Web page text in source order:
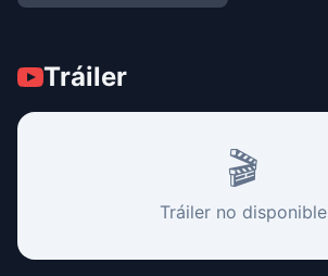
Tráiler
🎬
Tráiler no disponible